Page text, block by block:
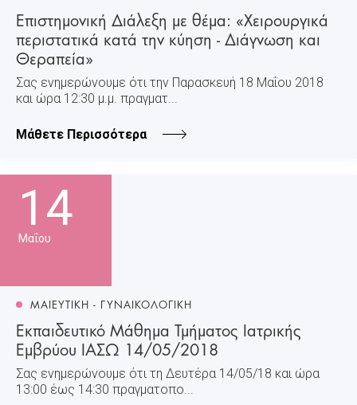
Επιστημονική Διάλεξη με θέμα: «Χειρουργικά
περιστατικά κατά την κύηση - Διάγνωση και
Θεραπεία»
Σας ενημερώνουμε ότι την Παρασκευή 18 Μαΐου 2018
και ώρα 12:30 μ.μ. πραγματ...
Μάθετε Περισσότερα
14
Μαΐου
ΜΑΙΕΥΤΙΚΗ - ΓΥΝΑΙΚΟΛΟΓΙΚΗ
Εκπαιδευτικό Μάθημα Τμήματος Ιατρικής
Εμβρύου ΙΑΣΩ 14/05/2018
Σας ενημερώνουμε ότι τη Δευτέρα 14/05/18 και ώρα
13:00 έως 14:30 πραγματοπο...